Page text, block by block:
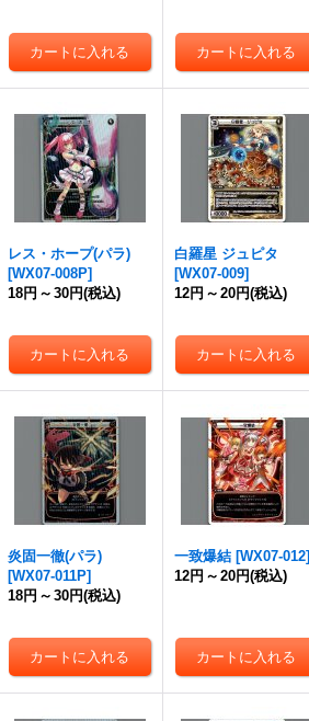
レス・ホープ(パラ)
[WX07-008P]
18円 ～ 30円(税込)
白羅星 ジュピタ
[WX07-009]
12円 ～ 20円(税込)
炎固一徹(パラ)
[WX07-011P]
18円 ～ 30円(税込)
一致爆結 [WX07-012]
12円 ～ 20円(税込)